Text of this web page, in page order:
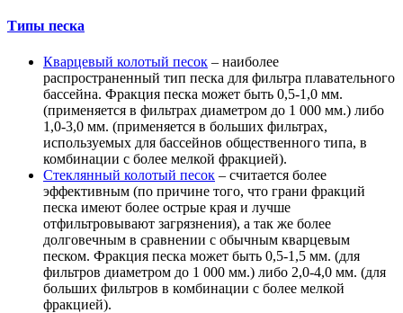
Типы песка
Кварцевый колотый песок – наиболее
распространенный тип песка для фильтра плавательного
бассейна. Фракция песка может быть 0,5-1,0 мм.
(применяется в фильтрах диаметром до 1 000 мм.) либо
1,0-3,0 мм. (применяется в больших фильтрах,
используемых для бассейнов общественного типа, в
комбинации с более мелкой фракцией).
Стеклянный колотый песок – считается более
эффективным (по причине того, что грани фракций
песка имеют более острые края и лучше
отфильтровывают загрязнения), а так же более
долговечным в сравнении с обычным кварцевым
песком. Фракция песка может быть 0,5-1,5 мм. (для
фильтров диаметром до 1 000 мм.) либо 2,0-4,0 мм. (для
больших фильтров в комбинации с более мелкой
фракцией).